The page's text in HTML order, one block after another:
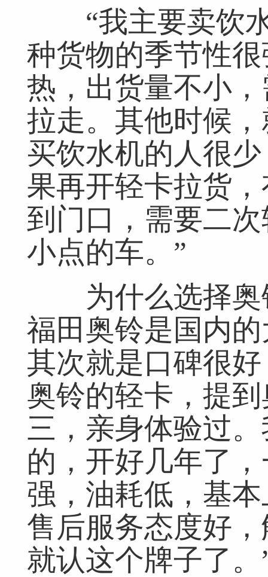
“我主要卖饮水
种货物的季节性
热，出货量不小
拉走。其他时候
买饮水机的人很
果再开轻卡拉货
到门口，需要二
小点的车。”
为什么选择奥
福田奥铃是国内
其次就是口碑很
奥铃的轻卡，提
三，亲身体验过
的，开好几年了
强，油耗低，基
售后服务态度好
就认这个牌子了。